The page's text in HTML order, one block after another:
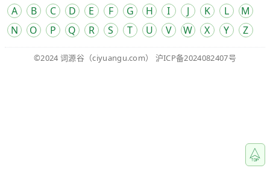
A B C D E F G H I J K L
M
N
O P Q R S T U V W X Y Z
©2024 词源谷 （ciyuangu.com） 沪ICP备2024082407号